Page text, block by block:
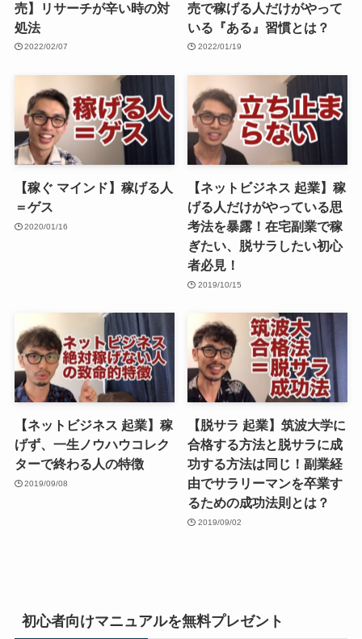
売】リサーチが辛い時の対
処法
2022/02/07
売で稼げる人だけがやって
いる『ある』習慣とは？
2022/01/19
【稼ぐ マインド】稼げる人
＝ゲス
2020/01/16
【ネットビジネス 起業】稼
げる人だけがやっている思
考法を暴露！在宅副業で稼
ぎたい、脱サラしたい初心
者必見！
2019/10/15
【ネットビジネス 起業】稼
げず、一生ノウハウコレク
ターで終わる人の特徴
2019/09/08
【脱サラ 起業】筑波大学に
合格する方法と脱サラに成
功する方法は同じ！副業経
由でサラリーマンを卒業す
るための成功法則とは？
2019/09/02
初心者向けマニュアルを無料プレゼント